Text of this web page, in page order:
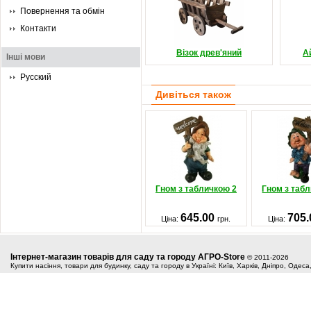
Повернення та обмін
Контакти
Інші мови
Русский
Візок древ'яний
Дивіться також
Гном з табличкою 2 Гном з
Ціна:645.00грн. Ціна:
Інтернет-магазин товарів для саду та городу АГРО-Store © 2011-2026
Купити насіння, товари для будинку, саду та городу в Україні: Київ, Харків, Дніпро,